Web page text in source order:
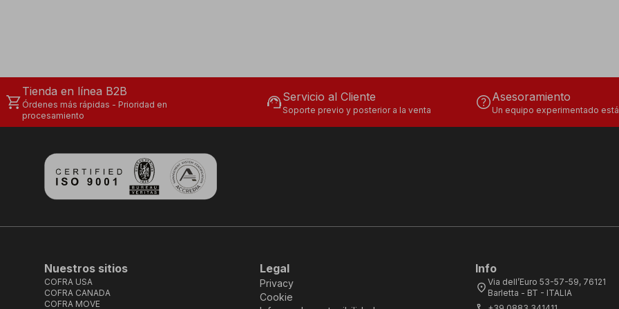
shopping_cart
Tienda en línea B2B
Órdenes más rápidas - Prioridad en
procesamiento
support_agentServicio al Cliente
Soporte previo y posterior a la venta helpAsesoramiento
Un equipo experimentado
Nuestros sitios
COFRA USA
COFRA CANADA
COFRA MOVE
Legal
Privacy
Cookie
Info
location_on Via dell’Euro 53-57-59, 76121
Barletta - BT - ITALIA